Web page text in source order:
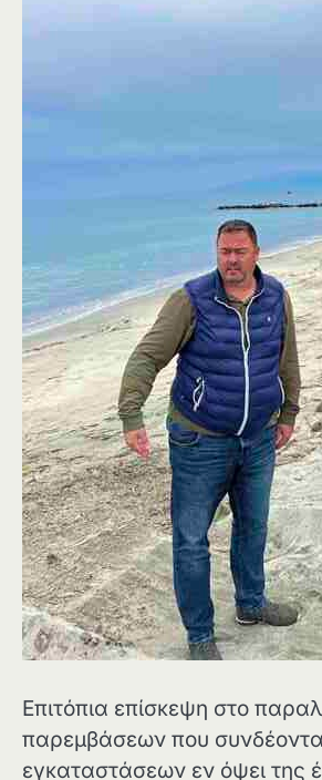
Επιτόπια επίσκεψη στο
παρεμβάσεων που
εγκαταστάσεων εν όψει της